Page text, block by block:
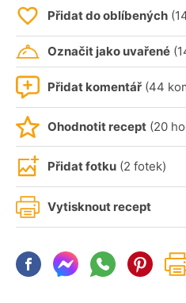
Přidat do oblíbených
Označit jako uvařené
Přidat komentář (44
Ohodnotit recept (20
Přidat fotku (2 fotek)
Vytisknout recept